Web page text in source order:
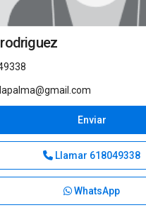
Enviar
Llamar 618049338
WhatsApp